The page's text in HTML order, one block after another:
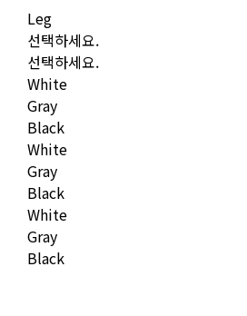
Leg
선택하세요.
선택하세요.
White
Gray
Black
White
Gray
Black
White
Gray
Black